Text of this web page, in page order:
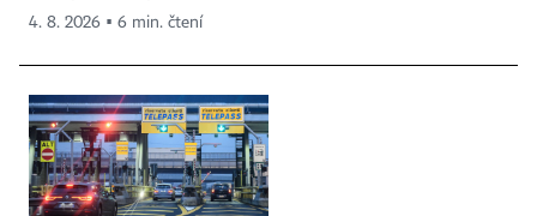
4. 8. 2026 ▪ 6 min. čtení